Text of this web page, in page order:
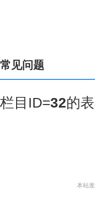
常见问题
栏目ID=32的
本站